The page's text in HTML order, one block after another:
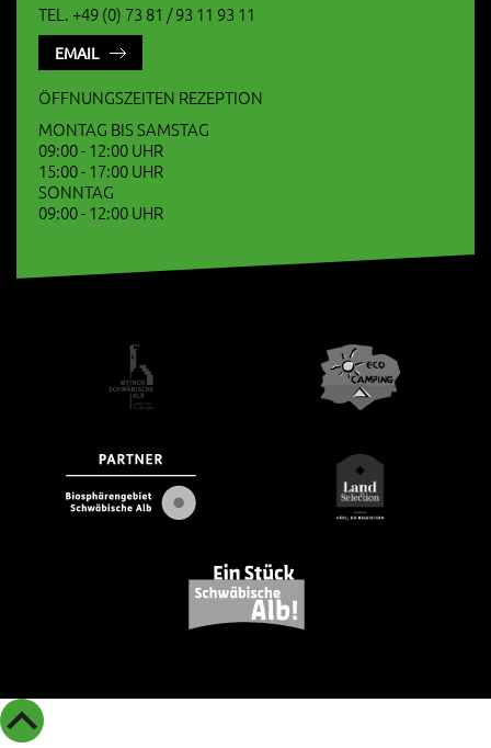
TEL. +49 (0) 73 81 / 93 11 93 11
EMAIL
ÖFFNUNGSZEITEN REZEPTION
MONTAG BIS SAMSTAG
09:00 - 12:00 UHR
15:00 - 17:00 UHR
SONNTAG
09:00 - 12:00 UHR